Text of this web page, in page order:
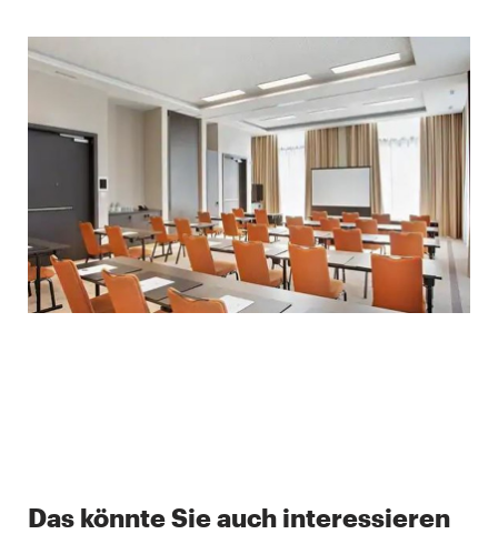
Das könnte Sie auch interessieren